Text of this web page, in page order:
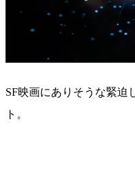
SF映画にありそうな緊迫
ト。